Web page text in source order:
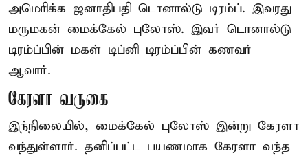
அமெரிக்க ஜனாதிபதி டொனால்டு டிரம்ப். இவரது
மருமகன் மைக்கேல் புலோஸ். இவர் டொனால்டு
டிரம்ப்பின் மகள் டிப்னி டிரம்ப்பின் கணவர்
ஆவார்.
கேரளா வருகை
இந்நிலையில், மைக்கேல் புலோஸ் இன்று கேரளா
வந்துள்ளார். தனிப்பட்ட பயணமாக கேரளா வந்த